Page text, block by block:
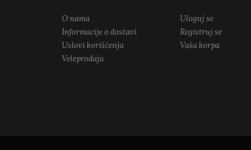
O nama
Informacije o dostavi
Uslovi korišćenja
Veleprodaja
Uloguj se
Registruj se
Vaša korpa